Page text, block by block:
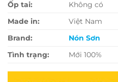
Ốp tai:
Không có
Made in:
Việt Nam
Brand:
Nón Sơn
Tình trạng:
Mới 100%